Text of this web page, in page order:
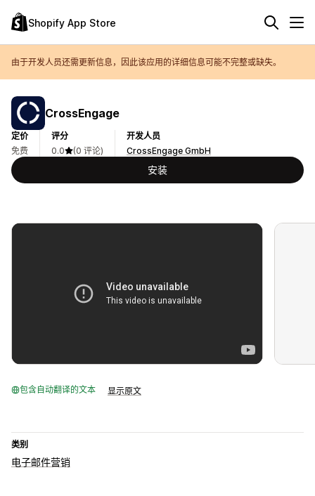
Shopify App Store
由于开发人员还需更新信息，因此该应用的详细信息可能不完整或缺失。
CrossEngage
定价
免费
评分
0.0
(0 评论)
开发人员
CrossEngage GmbH
安装
包含自动翻译的文本 显示原文
类别
电子邮件营销